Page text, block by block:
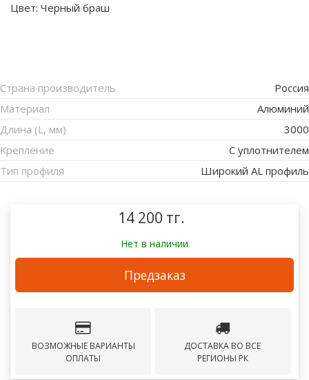
Цвет: Черный браш
Страна производитель
Россия
Материал
Алюминий
Длина (L, мм)
3000
Крепление
С уплотнителем
Тип профиля
Широкий AL профиль
14 200 тг.
Нет в наличии
Предзаказ
ВОЗМОЖНЫЕ ВАРИАНТЫ
ОПЛАТЫ
ДОСТАВКА ВО ВСЕ
РЕГИОНЫ РК